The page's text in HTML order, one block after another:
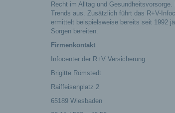
Recht im Alltag und
Trends aus. Zusätzlich führt das R+V-
ermittelt beispielsweise bereits seit 1992
Sorgen bereiten.
Firmenkontakt
Infocenter der R+V Versicherung
Brigitte Römstedt
Raiffeisenplatz 2
65189 Wiesbaden